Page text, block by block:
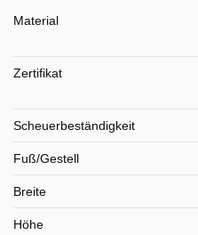
Material
Zertifikat
Scheuerbeständigkeit
Fuß/Gestell
Breite
Höhe